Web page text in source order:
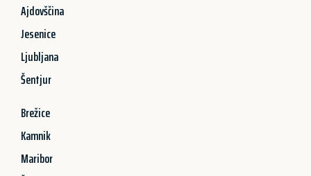
Ajdovščina
Jesenice
Ljubljana
Šentjur
Brežice
Kamnik
Maribor